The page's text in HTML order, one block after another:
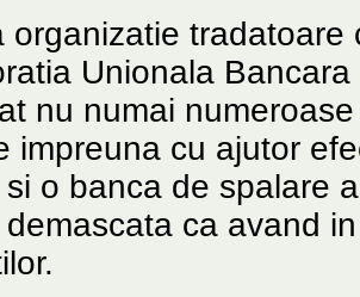
organizatie
Unionala
nu numai
impreuna cu ajutor
o banca de spalare
ca avand